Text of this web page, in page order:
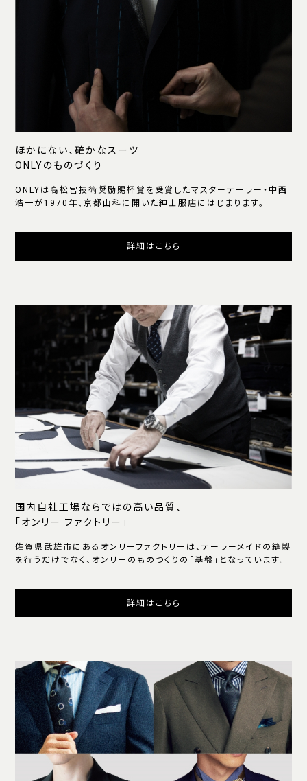
ほかにない、確かなスーツ
ONLYのものづくり
ONLYは高松宮技術奨励賜杯賞を受賞したマスターテーラー・中西
浩一が1970年、京都山科に開いた紳士服店にはじまります。
詳細はこちら
国内自社工場ならではの高い品質、
「オンリー ファクトリー」
佐賀県武雄市にあるオンリーファクトリーは、テーラーメイドの縫製
を行うだけでなく、オンリーのものつくりの「基盤」となっています。
詳細はこちら